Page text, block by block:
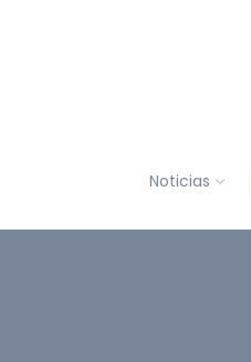
Noticias